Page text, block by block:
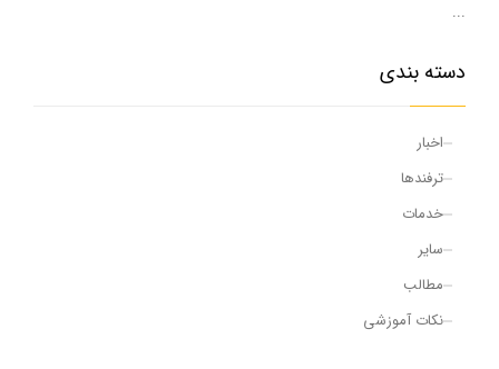
...
دسته بندی
اخبار
ترفندها
خدمات
سایر
مطالب
نکات آموزشی